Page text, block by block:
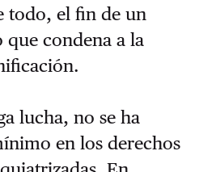
todo, el fin de un
condena a la
lucha, no se ha
en los derechos